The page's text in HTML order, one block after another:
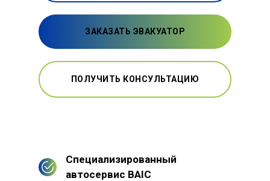
ЗАКАЗАТЬ ЭВАКУАТОР
ПОЛУЧИТЬ КОНСУЛЬТАЦИЮ
Специализированный
автосервис BAIC